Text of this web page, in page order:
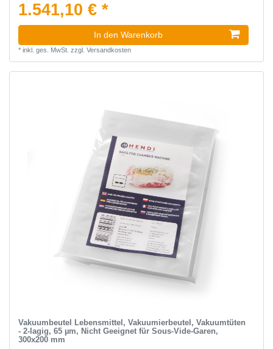
1.541,10 € *
In den Warenkorb
* inkl. ges. MwSt. zzgl. Versandkosten
Vakuumbeutel Lebensmittel, Vakuumierbeutel, Vakuumtüten
- 2-lagig, 65 µm, Nicht Geeignet für Sous-Vide-Garen,
300x200 mm